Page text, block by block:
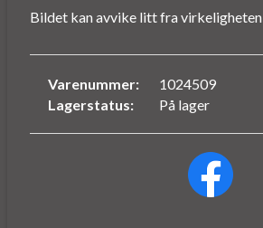
Varenummer:
1024509
Lagerstatus:
På lager
Bildet kan avvike litt fra virkeligheten